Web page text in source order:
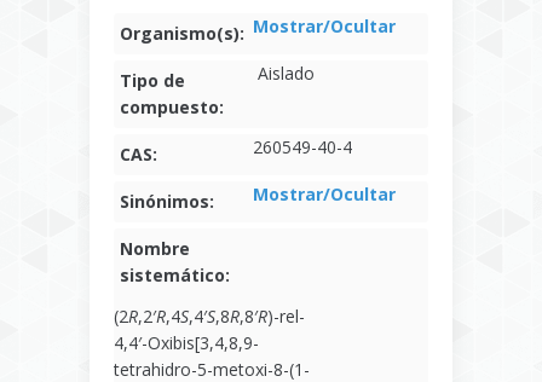
Organismo(s): Mostrar/Ocultar
Tipo de
compuesto:
Aislado
CAS: 260549-40-4
Sinónimos: Mostrar/Ocultar
Nombre
sistemático:
(2R,2′R,4S,4′S,8R,8′R)-rel-
4,4′-Oxibis[3,4,8,9-
tetrahidro-5-metoxi-8-(1-